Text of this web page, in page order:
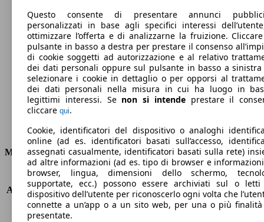
Diesel
Carburante
130 g/km
Emissioni di CO2 (combinato)*
Motore e Prestazioni
KW (PS)
140 kW (190 PS)
Accelerazione (0-100 km/h) 7.1s
Velocità massima (km/h)
230 km/h
Numero di marce
Questo consente di presentare annunci
personalizzati in base agli specifici interessi
ottimizzare l’offerta e di analizzarne la fruizione.
pulsante in basso a destra per prestare il consenso
di cookie soggetti ad autorizzazione e al relativo
dei dati personali oppure sul pulsante in basso a
selezionare i cookie in dettaglio o per opporsi al
dei dati personali nella misura in cui ha luogo in
legittimi interessi. Se non si intendeprestare il
cliccare qui.
Cookie, identificatori del dispositivo o analoghi
online (ad es. identificatori basati sull’accesso,
assegnati casualmente, identificatori basati sulla rete)
ad altre informazioni (ad es. tipo di browser e
browser, lingua, dimensioni dello schermo,
supportate, ecc.) possono essere archiviati sul o
dispositivo dell’utente per riconoscerlo ogni volta che
connette a un’app o a un sito web, per una o più
presentate.